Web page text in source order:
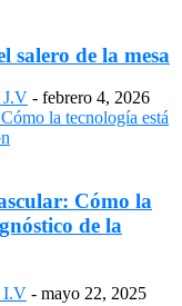
salero de la mesa
J.V - febrero 4, 2026
Cómo la
de la
I.V - mayo 22, 2025